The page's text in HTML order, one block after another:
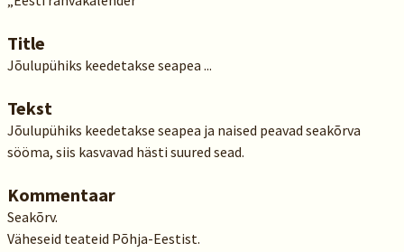
Title
Jõulupühiks keedetakse seapea ...
Tekst
Jõulupühiks keedetakse seapea ja naised peavad seakõrva
sööma, siis kasvavad hästi suured sead.
Kommentaar
Seakõrv.
Väheseid teateid Põhja-Eestist.